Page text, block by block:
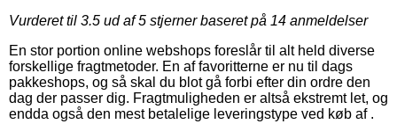
Vurderet til 3.5 ud af 5 stjerner baseret på 14 anmeldelser
En stor portion online webshops foreslår til alt held diverse
forskellige fragtmetoder. En af favoritterne er nu til dags
pakkeshops, og så skal du blot gå forbi efter din ordre den
dag der passer dig. Fragtmuligheden er altså ekstremt let, og
endda også den mest betalelige leveringstype ved køb af .